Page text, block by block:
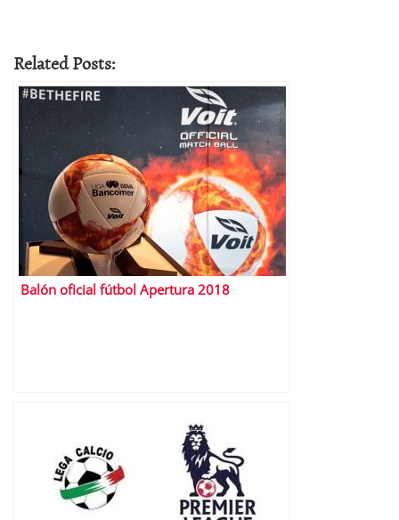
Related Posts:
Balón oficial fútbol Apertura 2018